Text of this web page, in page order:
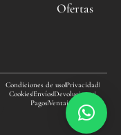
Ofertas
Condiciones de usoPrivacidad
CookiesEnvíosDevoluciones
PagosVentajas